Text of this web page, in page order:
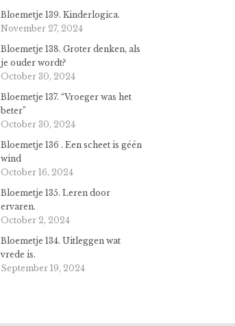
Bloemetje 139. Kinderlogica.
November 27, 2024
Bloemetje 138. Groter denken, als
je ouder wordt?
October 30, 2024
Bloemetje 137. “Vroeger was het
beter”
October 30, 2024
Bloemetje 136 . Een scheet is géén
wind
October 16, 2024
Bloemetje 135. Leren door
ervaren.
October 2, 2024
Bloemetje 134. Uitleggen wat
vrede is.
September 19, 2024